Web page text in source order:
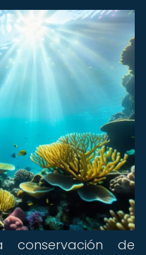
conservación de